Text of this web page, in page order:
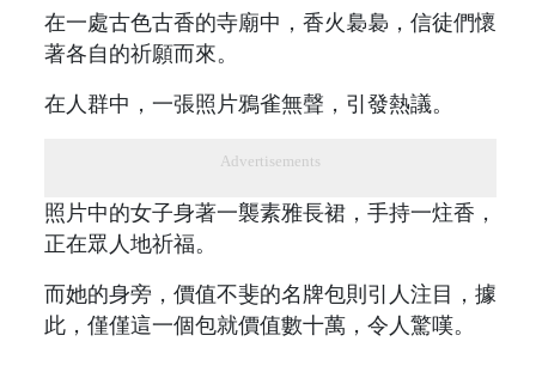
在一處古色古香的寺廟中，香火裊裊，信徒們懷
著各自的祈願而來。
在人群中，一張照片鴉雀無聲，引發熱議。
Advertisements
照片中的女子身著一襲素雅長裙，手持一炷香，
正在眾人地祈福。
而她的身旁，價值不斐的名牌包則引人注目，據
此，僅僅這一個包就價值數十萬，令人驚嘆。